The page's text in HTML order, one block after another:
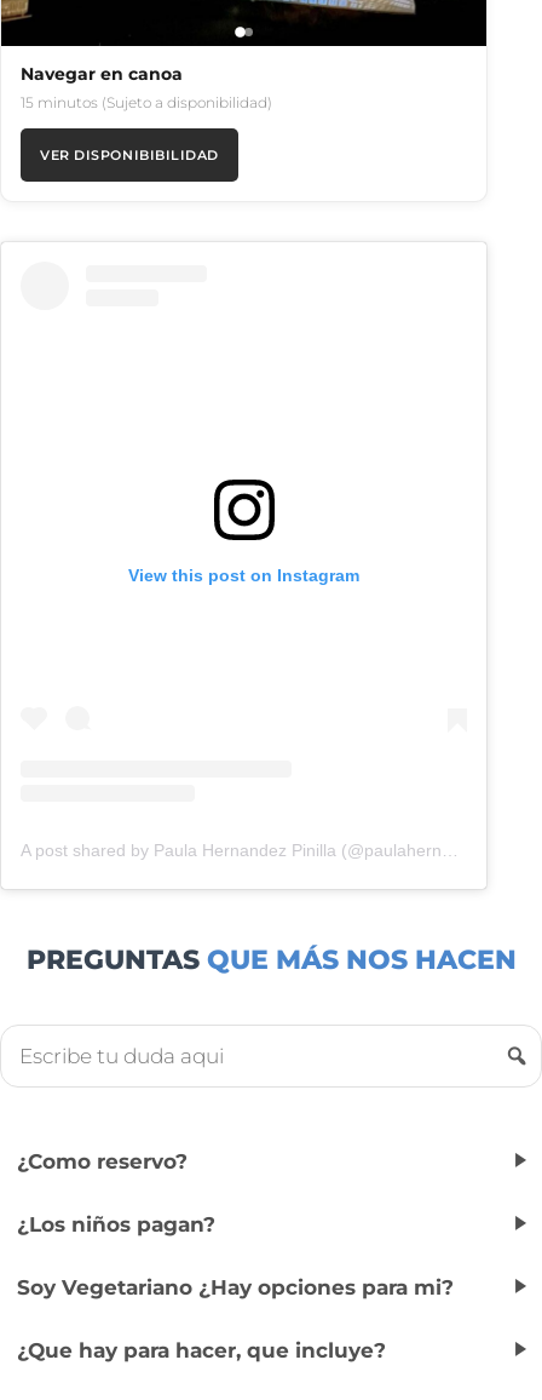
Navegar en canoa
15 minutos (Sujeto a disponibilidad)
VER DISPONIBIBILIDAD
View this post on Instagram
PREGUNTAS QUE MÁS NOS HACEN
¿Como reservo?
¿Los niños pagan?
Soy Vegetariano ¿Hay opciones para mi?
¿Que hay para hacer, que incluye?